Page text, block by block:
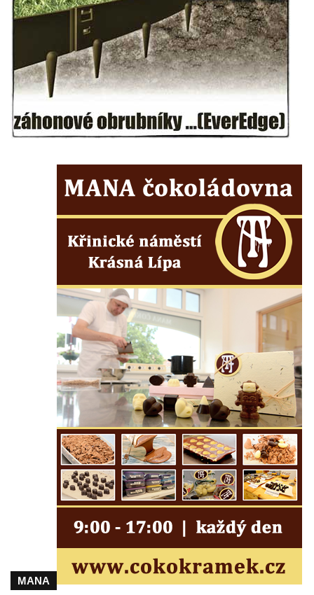
Hrobčic
Socha svatého Antonína poustevníka v
Mirošovicích
Socha vodníka u požární nádrže v
Mirošovicích
Račicích
Povodňový sloup I. v Dobříni
Pamětní kámen vodního díla Josefův Důl
Lavička Václava Havla v Pardubicích
Lavička Václava Havla v Novém Boru
Lavička Václava Havla v Krásné Lípě
Upoutávka JduHřebenovkou u parkoviště
na Mezní Louce
Kamenný obelisk na vyhlídce u Pravčické
brány
Sousoší svatého Václava, svatého Floriána
a svatého Jana Nepomuckého východně
od Mezné
Socha vodníka na trase naučné stezky v
Srbské Kamenici
Sousoší dětí u obecního úřadu v Janově
Socha Andromedé u pavilonu Reinerovy
fresky v Duchcově
MANA